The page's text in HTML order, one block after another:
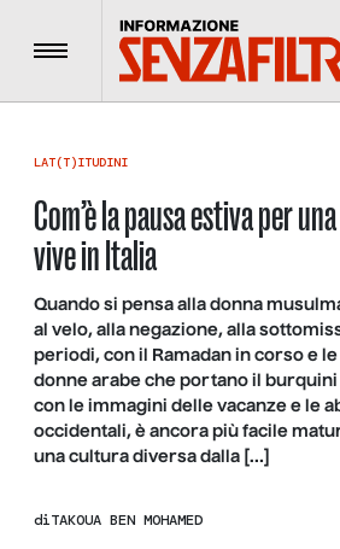
Menu
LAT(T)ITUDINI
Com’è la pausa estiva per
vive in Italia
Quando si pensa alla donna
al velo, alla negazione, alla
periodi, con il Ramadan in corso e
donne arabe che portano il
con le immagini delle vacanze e le
occidentali, è ancora più facile
una cultura diversa dalla […]
diTAKOUA BEN MOHAMED